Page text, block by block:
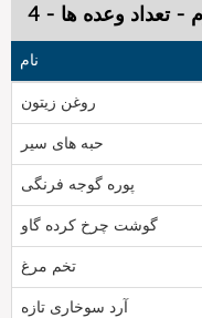
- تعداد وعده ها - 4
نام
روغن زیتون
حبه های سیر
پوره گوجه فرنگی
گوشت چرخ کرده گاو
تخم مرغ
آرد سوخاری تازه